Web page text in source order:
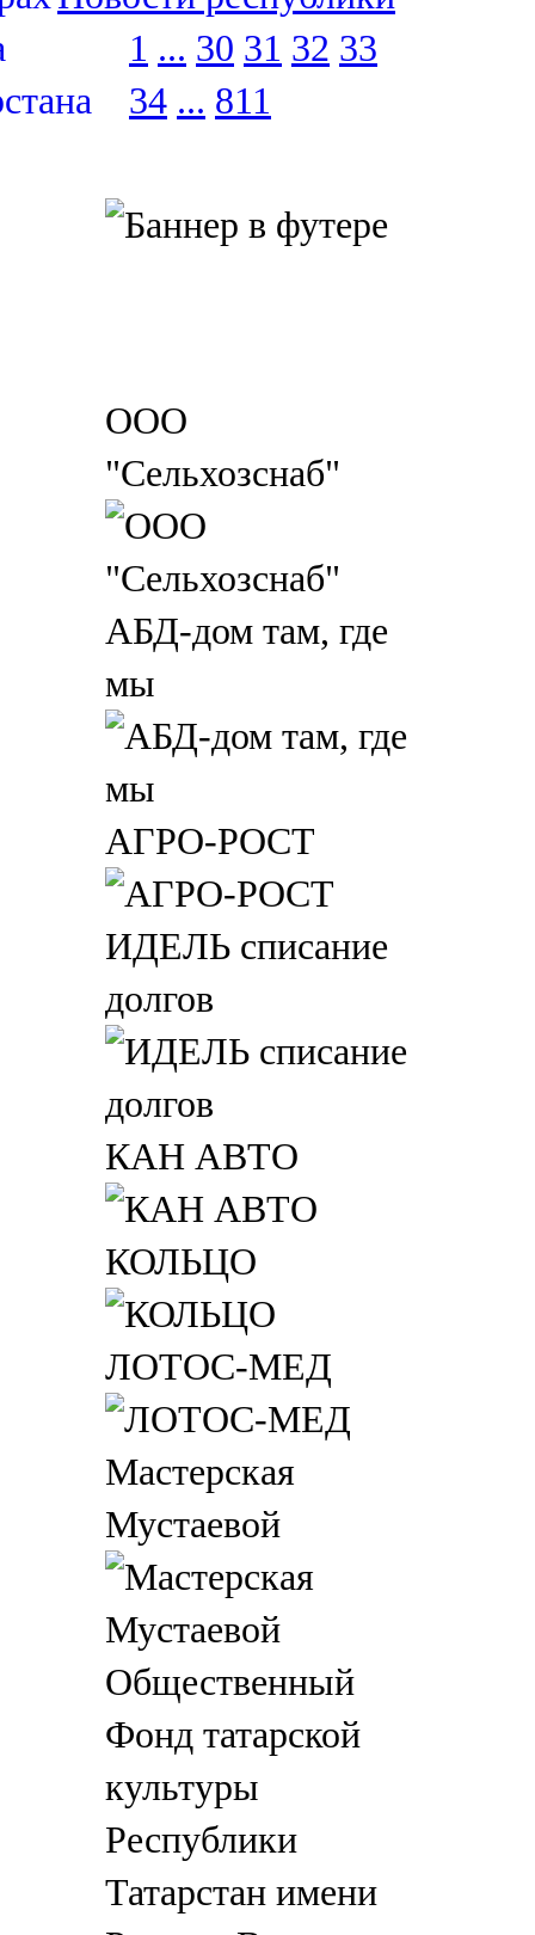
1 ... 30 31 32 33
34 ... 811
ООО
"Сельхозснаб"
АБД-дом там, где
мы
АГРО-РОСТ
ИДЕЛЬ списание
долгов
КАН АВТО
КОЛЬЦО
ЛОТОС-МЕД
Мастерская
Мустаевой
Общественный
Фонд татарской
культуры
Республики
Татарстан имени